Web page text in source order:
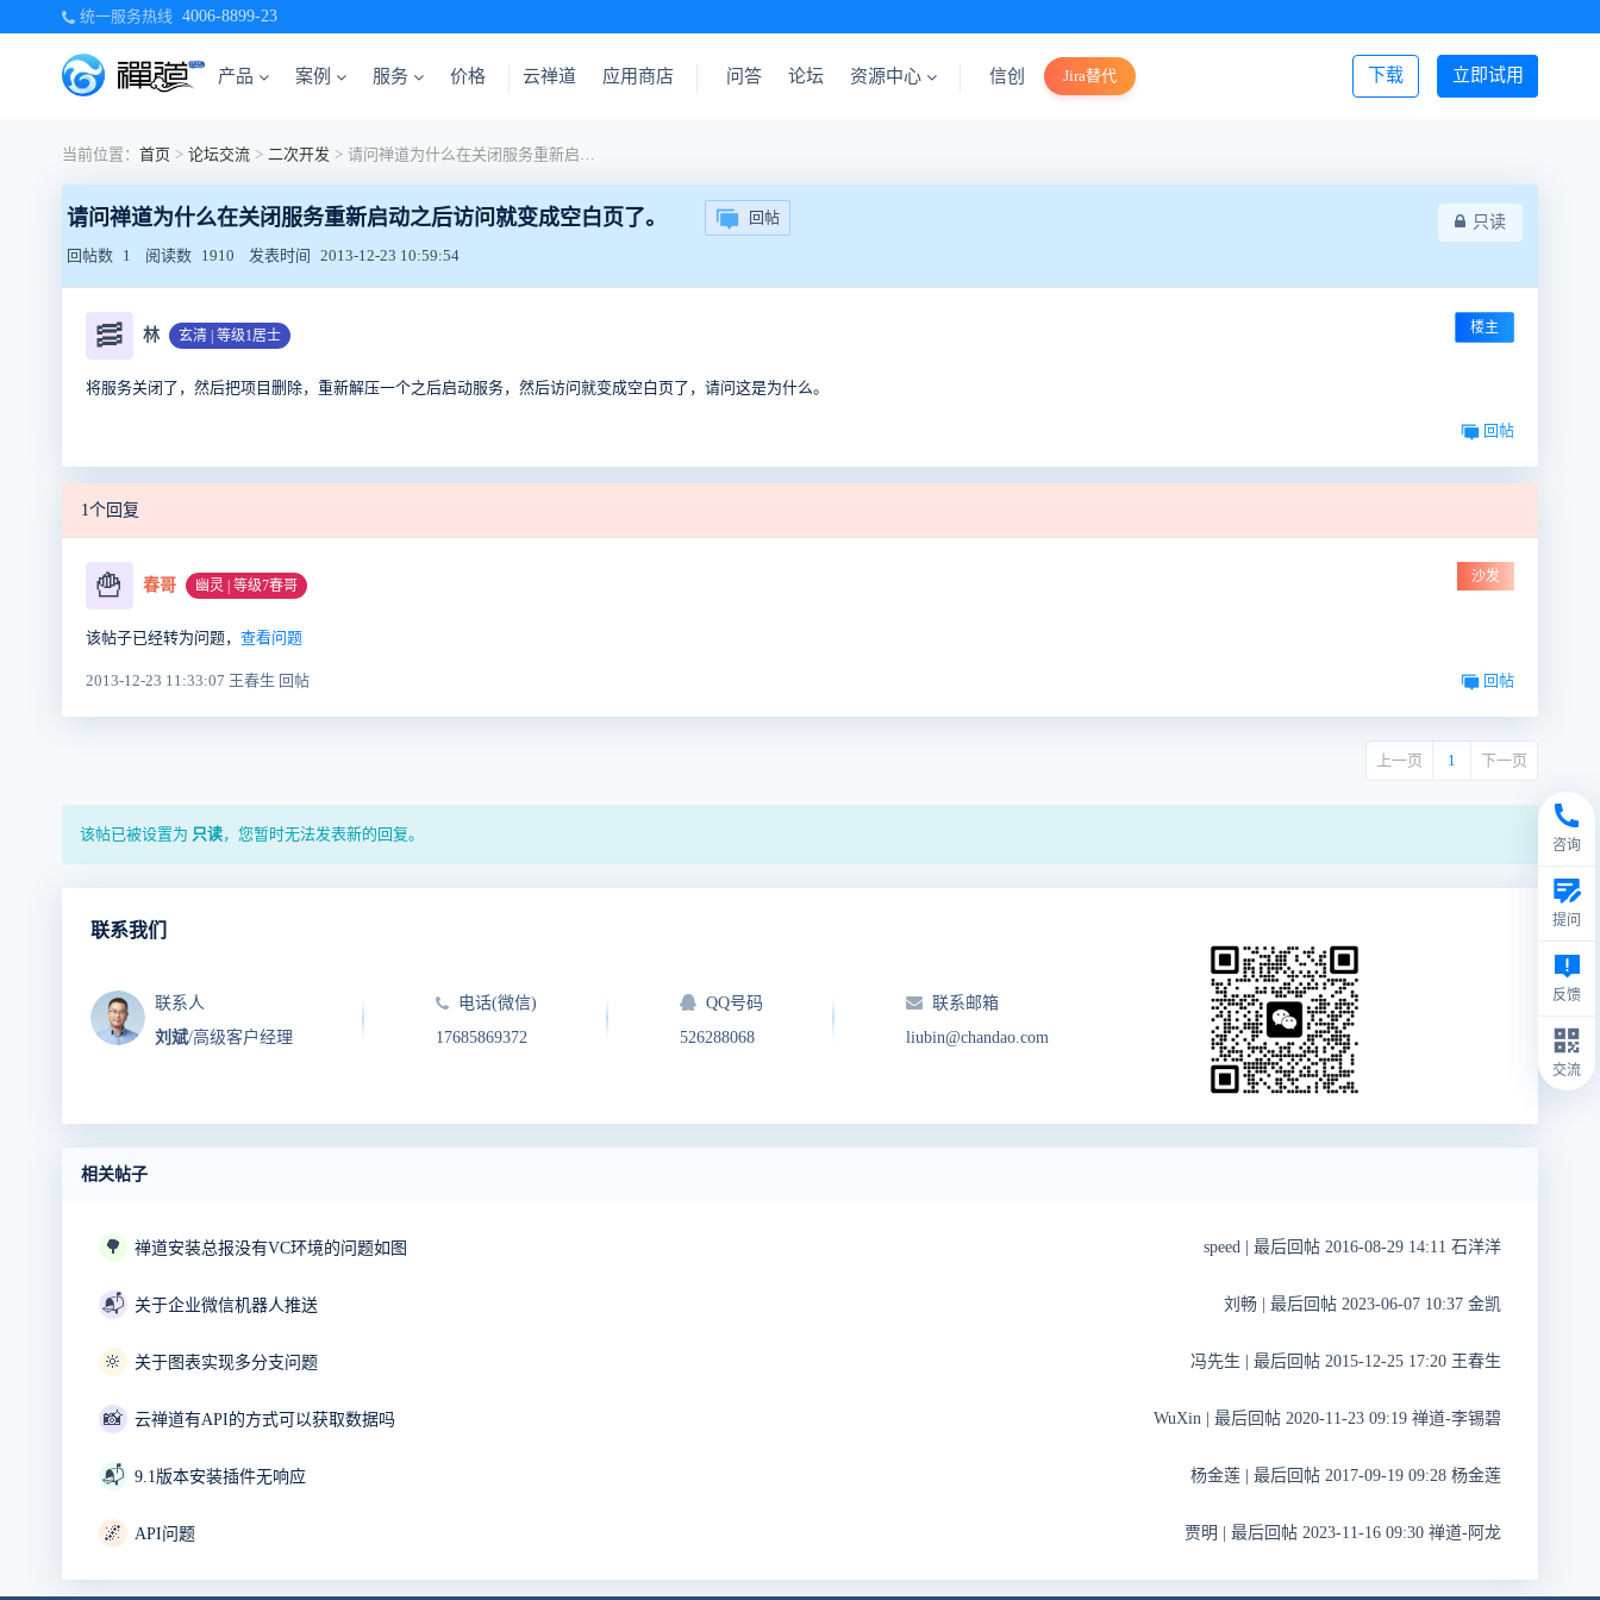
统一服务热线 4006-8899-23
产品 案例 服务 价格 立即试用
下载
云禅道 应用商店 问答 论坛 资源中心 信创 Jira替代 登录/注册
当前位置： 首页 > 论坛交流 > 二次开发 > 请问禅道为什么在关闭服务重新启动之后访问就变成空白页了。
只读
请问禅道为什么在关闭服务重新启动之后访问就变成空白页了。 回帖
回帖数 1 阅读数 1910 发表时间 2013-12-23 10:59:54
🥓 林 玄清 | 等级1居士 楼主
将服务关闭了，然后把项目删除，重新解压一个之后启动服务，然后访问就变成空白页了，请问这是为什么。
回帖
1个回复
🍟 春哥 幽灵 | 等级7春哥
沙发
该帖子已经转为问题， 查看问题
2013-12-23 11:33:07 王春生 回帖 回帖
上一页 1 下一页
该帖已被设置为 只读，您暂时无法发表新的回复。
联系我们
联系人
刘斌/高级客户经理
电话(微信)
17685869372
QQ号码
526288068
联系邮箱
liubin@chandao.com
相关帖子
🌳 禅道安装总报没有VC环境的问题如图 speed 最后回帖 2016-08-29 14:11 石洋洋
📬 关于企业微信机器人推送 刘畅 最后回帖 2023-06-07 10:37 金凯
🔆 关于图表实现多分支问题 冯先生 最后回帖 2015-12-25 17:20 王春生
📸 云禅道有API的方式可以获取数据吗 WuXin 最后回帖 2020-11-23 09:19 禅道-李锡碧
📬 9.1版本安装插件无响应 杨金莲 最后回帖 2017-09-19 09:28 杨金莲
🌌 API问题 贾明 最后回帖 2023-11-16 09:30 禅道-阿龙
咨询
提问
反馈
交流